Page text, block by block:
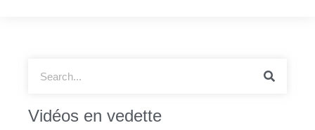
Vidéos en vedette